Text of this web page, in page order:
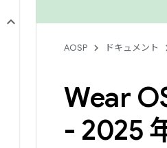
AOSP ドキュメント
Wear
- 2025